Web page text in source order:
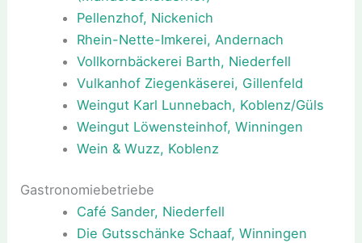
Pellenzhof, Nickenich
Rhein-Nette-Imkerei, Andernach
Vollkornbäckerei Barth, Niederfell
Vulkanhof Ziegenkäserei, Gillenfeld
Weingut Karl Lunnebach, Koblenz/Güls
Weingut Löwensteinhof, Winningen
Wein & Wuzz, Koblenz
Gastronomiebetriebe
Café Sander, Niederfell
Die Gutsschänke Schaaf, Winningen